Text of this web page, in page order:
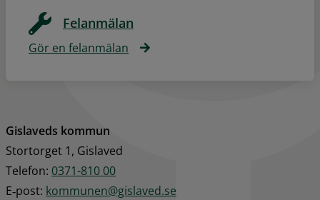
Felanmälan
Gör en felanmälan
Gislaveds kommun
Stortorget 1, Gislaved
Telefon: 0371-810 00
E‑post: kommunen@gislaved.se